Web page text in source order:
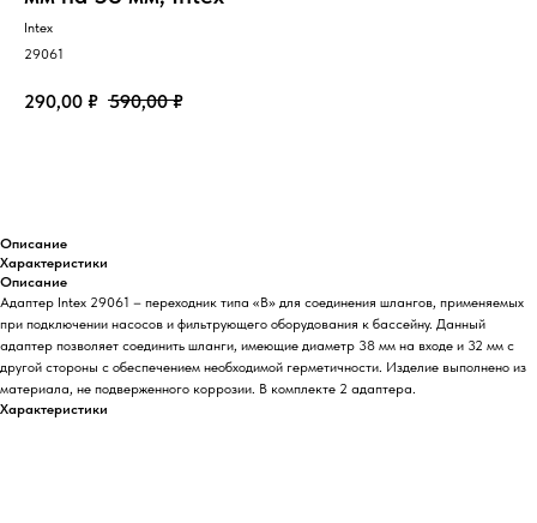
Intex
29061
290,00 ₽ 590,00 ₽
Описание
Характеристики
Описание
Адаптер Intex 29061 – переходник типа «В» для соединения шлангов, применяемых
при подключении насосов и фильтрующего оборудования к бассейну. Данный
адаптер позволяет соединить шланги, имеющие диаметр 38 мм на входе и 32 мм с
другой стороны с обеспечением необходимой герметичности. Изделие выполнено из
материала, не подверженного коррозии. В комплекте 2 адаптера.
Характеристики